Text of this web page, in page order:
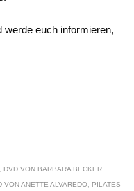
werde euch informieren,
DVD VON BARBARA BECKER
VON ANETTE ALVAREDO
PILATES